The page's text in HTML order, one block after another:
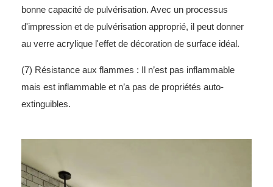
bonne capacité de pulvérisation. Avec un processus
d'impression et de pulvérisation approprié, il peut donner
au verre acrylique l'effet de décoration de surface idéal.
(7) Résistance aux flammes : Il n’est pas inflammable
mais est inflammable et n’a pas de propriétés auto-
extinguibles.